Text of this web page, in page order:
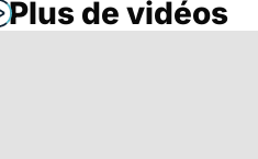
Plus de vidéos